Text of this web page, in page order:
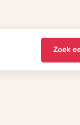
Zoek